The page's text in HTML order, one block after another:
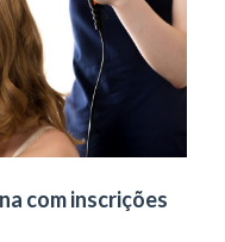
com inscrições